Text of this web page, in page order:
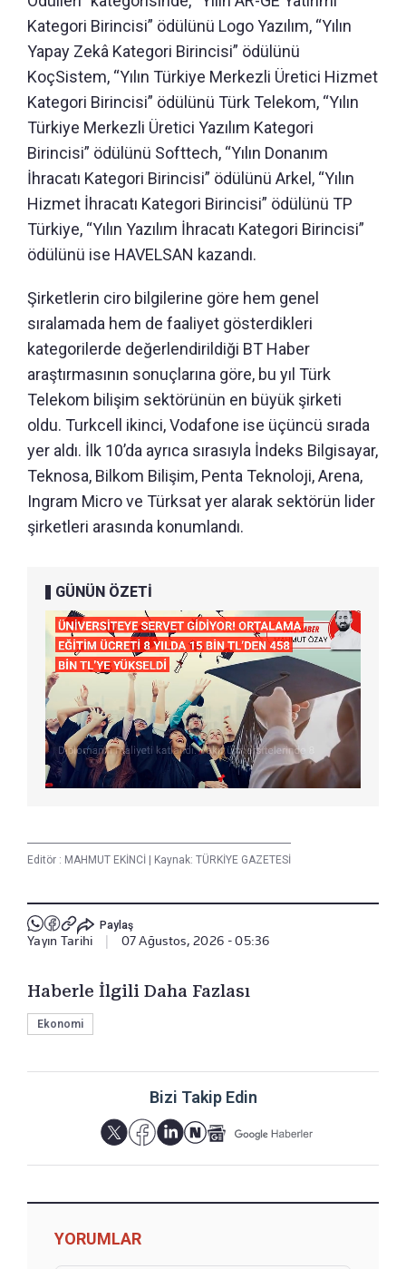
Kategori Birincisi” ödülünü Logo Yazılım, “Yılın
Yapay Zekâ Kategori Birincisi” ödülünü
KoçSistem, “Yılın Türkiye Merkezli Üretici Hizmet
Kategori Birincisi” ödülünü Türk Telekom, “Yılın
Türkiye Merkezli Üretici Yazılım Kategori
Birincisi” ödülünü Softtech, “Yılın Donanım
İhracatı Kategori Birincisi” ödülünü Arkel, “Yılın
Hizmet İhracatı Kategori Birincisi” ödülünü TP
Türkiye, “Yılın Yazılım İhracatı Kategori Birincisi”
ödülünü ise HAVELSAN kazandı.
Şirketlerin ciro bilgilerine göre hem genel
sıralamada hem de faaliyet gösterdikleri
kategorilerde değerlendirildiği BT Haber
araştırmasının sonuçlarına göre, bu yıl Türk
Telekom bilişim sektörünün en büyük şirketi
oldu. Turkcell ikinci, Vodafone ise üçüncü sırada
yer aldı. İlk 10’da ayrıca sırasıyla İndeks Bilgisayar,
Teknosa, Bilkom Bilişim, Penta Teknoloji, Arena,
Ingram Micro ve Türksat yer alarak sektörün lider
şirketleri arasında konumlandı.
GÜNÜN ÖZETİ
Editör : MAHMUT EKİNCİ Kaynak: TÜRKİYE GAZETESİ
Paylaş
Yayın Tarihi 07 Ağustos, 2026 - 05:36
Haberle İlgili Daha Fazlası
Ekonomi
Bizi Takip Edin
YORUMLAR